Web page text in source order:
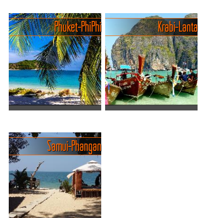
Ayutthaya - Nakhon Sawan
Sehr abwechslungsreich ist
eine Tour in nördliche
Richtung. Sie kann mit der
Bahn, Bus oder Minibus
oder aber einer der
klassischen Dschunken
angetr...
und Koh Chang
Pattaya [MAP#57]
[/MAP#57]
[LI#73]Pattaya[/LI#73] ist
nicht unbedingt der Ort der
sich als Ziel für Badespass
anbietet, aber es ist der
wohl günstigst...
Thailands
Phuket, die quilrige
Ferieninsel [MAP#59]
[/MAP#59] Für knapp 60.-
EUR in der Economyclass
und knapp 80.- EUR in der
Businessclass kann man im
Phuket - PhiPhi Krabi - Lanta
Samui - Phangan